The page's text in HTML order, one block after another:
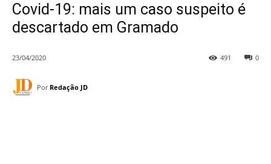
Covid-19: mais um caso suspeito é
descartado em Gramado
23/04/2020 0
491
Por Redação JD